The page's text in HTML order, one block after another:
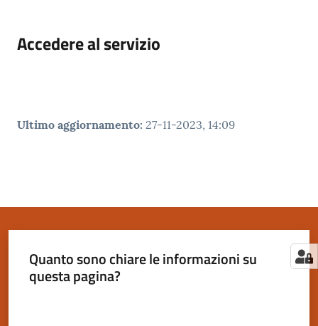
Accedere al servizio
Ultimo aggiornamento: 27-11-2023, 14:09
Quanto sono chiare le informazioni su
questa pagina?